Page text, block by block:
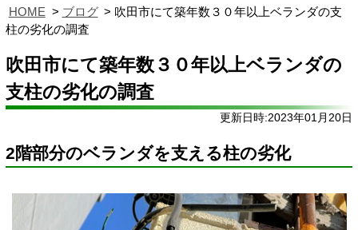
HOME ブログ
吹田市にて築年数３０年以上ベランダの支
柱の劣化の調査
吹田市にて築年数３０年以上ベランダの
支柱の劣化の調査
更新日時:2023年01月20日
2階部分のベランダを支える柱の劣化